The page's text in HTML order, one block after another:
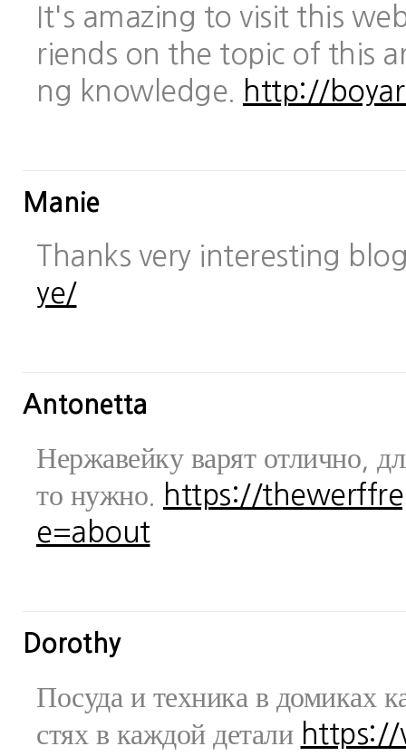
It's amazing to visit this
riends on the topic of this
ng knowledge.
http://
Manie
Thanks very interesting
ye/
Antonetta
Нержавейку варят отлично,
то нужно.
https://
e=about
Dorothy
Посуда и техника в домиках
стях в каждой детали https://